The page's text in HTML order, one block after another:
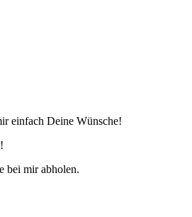
einfach Deine Wünsche!
bei mir abholen.